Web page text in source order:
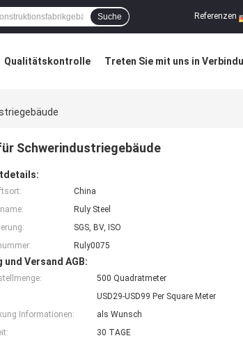
Referenzen
Suche
Qualitätskontrolle Treten Sie mit uns in
Schwerindustriegebäude
China
Ruly Steel
SGS, BV, ISO
Ruly0075
und Versand AGB:
500 Quadratmeter
USD29-USD99 Per Square Meter
Informationen:
als Wunsch
30 TAGE